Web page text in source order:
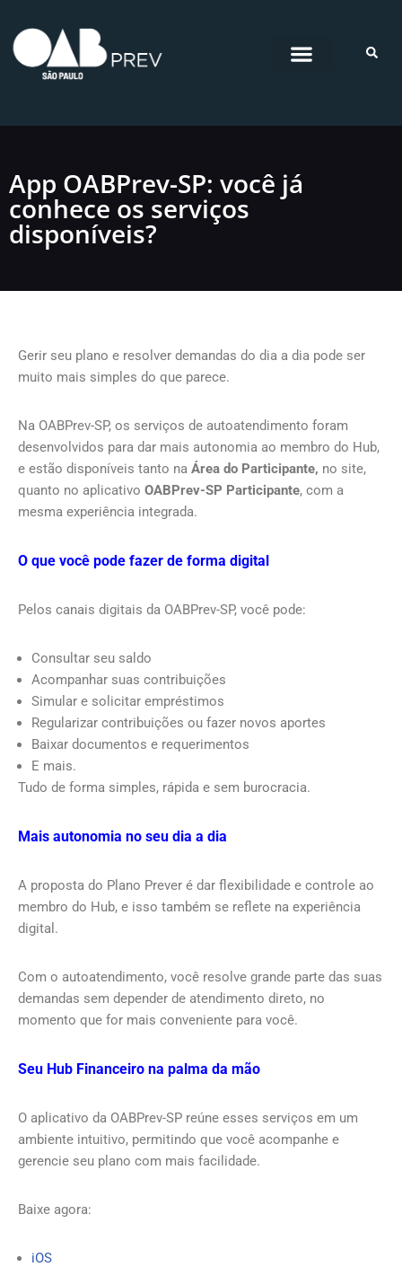
Pular
para
App OABPrev-SP: você já
conhece os serviços
disponíveis?
Gerir seu plano e resolver demandas do dia a dia pode ser
muito mais simples do que parece.
Na OABPrev-SP, os serviços de autoatendimento foram
desenvolvidos para dar mais autonomia ao membro do Hub,
e estão disponíveis tanto na Área do Participante, no site,
quanto no aplicativo OABPrev-SP Participante, com a
mesma experiência integrada.
O que você pode fazer de forma digital
Pelos canais digitais da OABPrev-SP, você pode:
Consultar seu saldo
Acompanhar suas contribuições
Simular e solicitar empréstimos
Regularizar contribuições ou fazer novos aportes
Baixar documentos e requerimentos
E mais.
Tudo de forma simples, rápida e sem burocracia.
Mais autonomia no seu dia a dia
A proposta do Plano Prever é dar flexibilidade e controle ao
membro do Hub, e isso também se reflete na experiência
digital.
Com o autoatendimento, você resolve grande parte das suas
demandas sem depender de atendimento direto, no
momento que for mais conveniente para você.
Seu Hub Financeiro na palma da mão
O aplicativo da OABPrev-SP reúne esses serviços em um
ambiente intuitivo, permitindo que você acompanhe e
gerencie seu plano com mais facilidade.
Baixe agora:
iOS